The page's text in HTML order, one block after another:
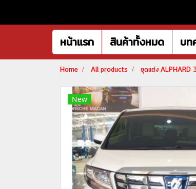
หน้าแรก สินค้าทั้งหมด บท
Home All products ชุดแต่ง
New